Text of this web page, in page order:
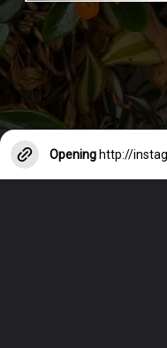
Openinghttp://